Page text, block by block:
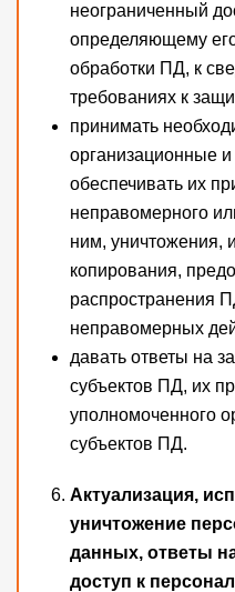
неограниченный
определяющему
обработки ПД, к
требованиях к
принимать
организационные
обеспечивать их
неправомерного
ним, уничтожения,
копирования,
распространения
неправомерных
давать ответы на
субъектов ПД, их
уполномоченного
субъектов ПД.
Актуализация,
уничтожение
данных, ответы
доступ к